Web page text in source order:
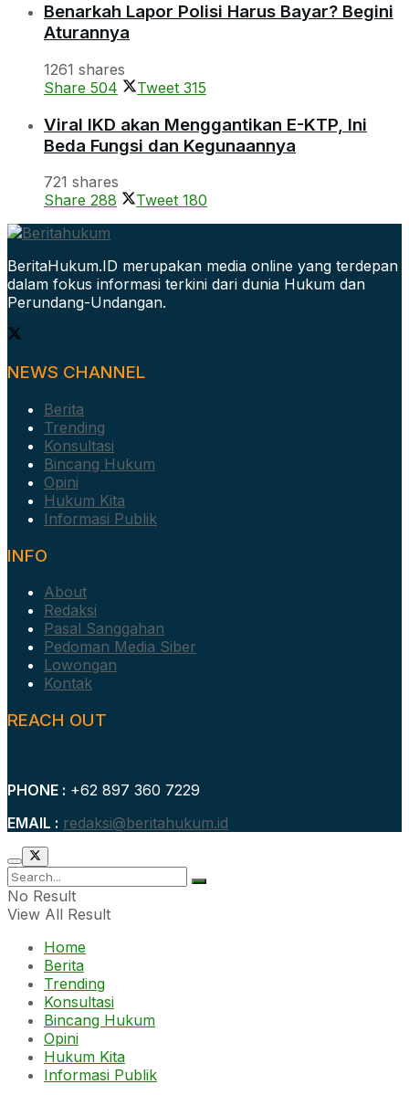
Benarkah Lapor Polisi Harus Bayar? Begini
Aturannya
1261 shares
Share 504 Tweet 315
Viral IKD akan Menggantikan E-KTP, Ini
Beda Fungsi dan Kegunaannya
721 shares
Share 288 Tweet 180
BeritaHukum.ID merupakan media online yang terdepan
dalam fokus informasi terkini dari dunia Hukum dan
Perundang-Undangan.
NEWS CHANNEL
Berita
Trending
Konsultasi
Bincang Hukum
Opini
Hukum Kita
Informasi Publik
INFO
About
Redaksi
Pasal Sanggahan
Pedoman Media Siber
Lowongan
Kontak
REACH OUT
PHONE : +62 897 360 7229
EMAIL : redaksi@beritahukum.id
No Result
View All Result
Home
Berita
Trending
Konsultasi
Bincang Hukum
Opini
Hukum Kita
Informasi Publik